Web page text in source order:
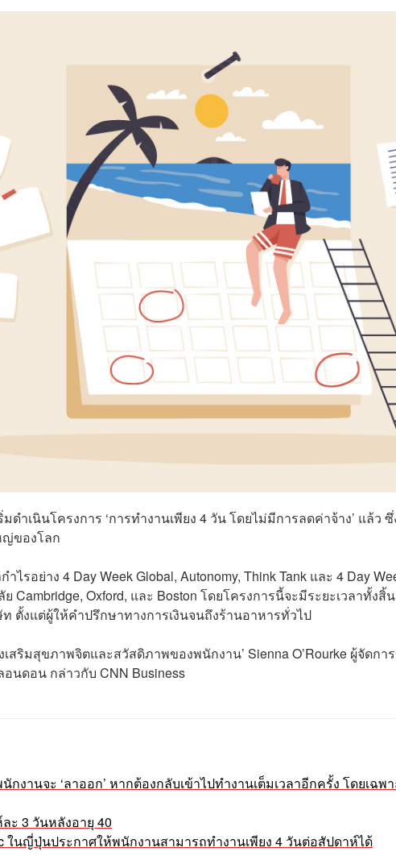
เนินโครงการ ‘การทำงานเพียง 4 วัน โดยไม่มีการลดค่าจ้าง’ แล้ว
ญ่ของโลก
รอย่าง 4 Day Week Global, Autonomy, Think Tank และ 4 Day
Cambridge, Oxford, และ Boston โดยโครงการนี้จะมีระยะเวลาทั้งสิ้
ตั้งแต่ผู้ให้คำปรึกษาทางการเงินจนถึงร้านอาหารทั่วไป
สริมสุขภาพจิตและสวัสดิภาพของพนักงาน’ Sienna O’Rourke ผู้จัดกา
อนดอน กล่าวกับ CNN Business
งานจะ ‘ลาออก’ หากต้องกลับเข้าไปทำงานเต็มเวลาอีกครั้ง โดยเฉพ
ะ 3 วันหลังอายุ 40
ในญี่ปุ่นประกาศให้พนักงานสามารถทำงานเพียง 4 วันต่อสัปดาห์ได้